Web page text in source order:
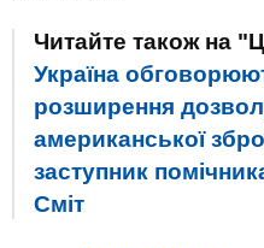
Читайте також на
Україна
розширення
американської
заступник
Сміт